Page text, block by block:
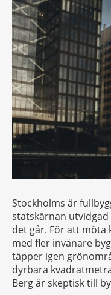
Stockholms är
statskärnan utvidgad
det går. För att möta
med fler invånare
täpper igen
dyrbara
Berg är skeptisk till